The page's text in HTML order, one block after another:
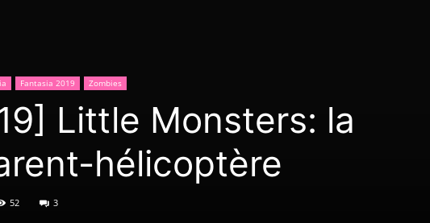
Fantasia 2019 Zombies
Little Monsters: la
hélicoptère
52 3